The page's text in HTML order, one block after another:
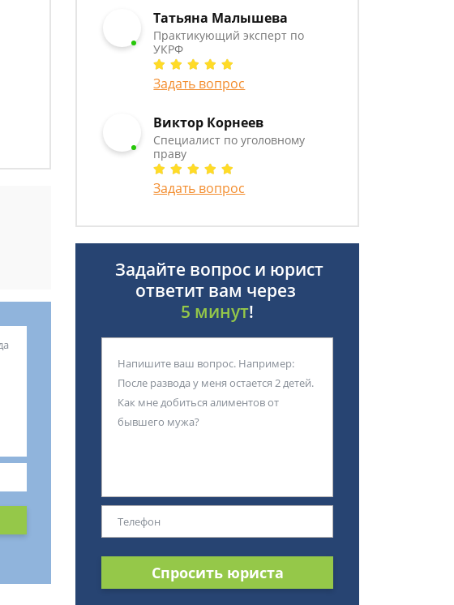
Татьяна Малышева
Практикующий эксперт по
УКРФ
Задать вопрос
Виктор Корнеев
Cпециалист по уголовному
праву
Задать вопрос
Задайте вопрос и юрист
ответит вам через
5 минут!
Спросить юриста